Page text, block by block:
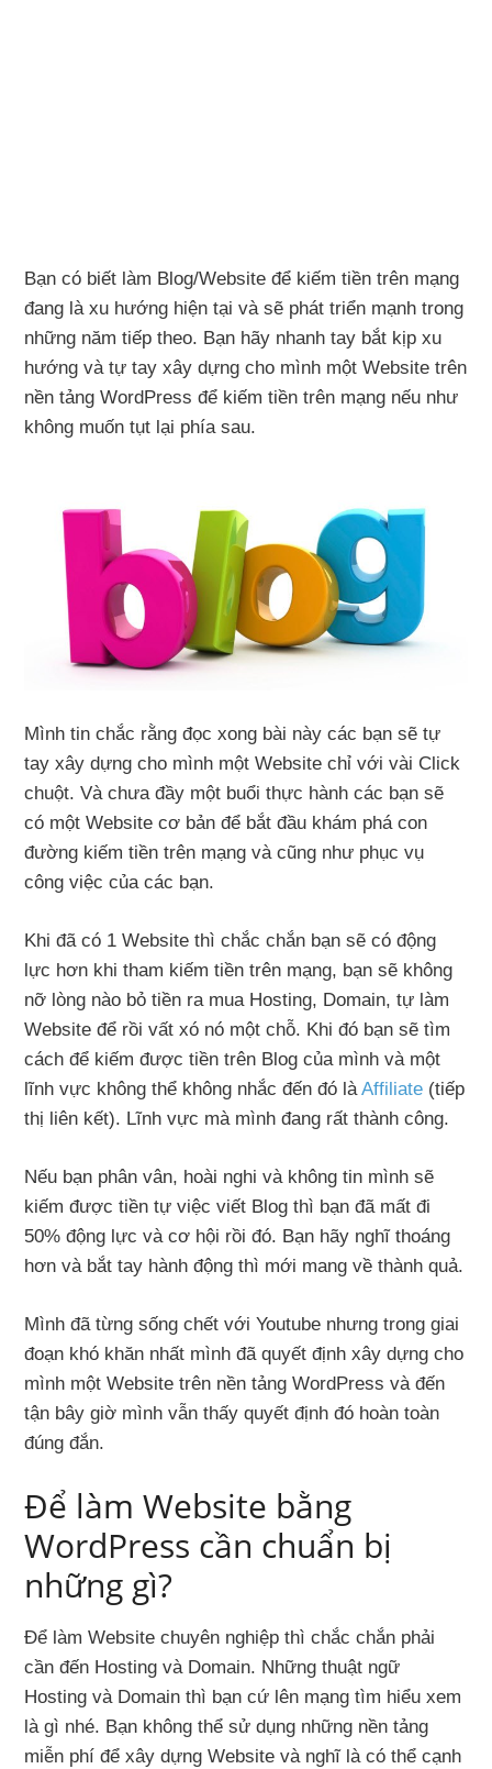
Bạn có biết làm Blog/Website để kiếm tiền trên mạng
đang là xu hướng hiện tại và sẽ phát triển mạnh trong
những năm tiếp theo. Bạn hãy nhanh tay bắt kịp xu
hướng và tự tay xây dựng cho mình một Website trên
nền tảng WordPress để kiếm tiền trên mạng nếu như
không muốn tụt lại phía sau.
Mình tin chắc rằng đọc xong bài này các bạn sẽ tự
tay xây dựng cho mình một Website chỉ với vài Click
chuột. Và chưa đầy một buổi thực hành các bạn sẽ
có một Website cơ bản để bắt đầu khám phá con
đường kiếm tiền trên mạng và cũng như phục vụ
công việc của các bạn.
Khi đã có 1 Website thì chắc chắn bạn sẽ có động
lực hơn khi tham kiếm tiền trên mạng, bạn sẽ không
nỡ lòng nào bỏ tiền ra mua Hosting, Domain, tự làm
Website để rồi vất xó nó một chỗ. Khi đó bạn sẽ tìm
cách để kiếm được tiền trên Blog của mình và một
lĩnh vực không thể không nhắc đến đó làAffiliate (tiếp
thị liên kết). Lĩnh vực mà mình đang rất thành công.
Nếu bạn phân vân, hoài nghi và không tin mình sẽ
kiếm được tiền tự việc viết Blog thì bạn đã mất đi
50% động lực và cơ hội rồi đó. Bạn hãy nghĩ thoáng
hơn và bắt tay hành động thì mới mang về thành quả.
Mình đã từng sống chết với Youtube nhưng trong giai
đoạn khó khăn nhất mình đã quyết định xây dựng cho
mình một Website trên nền tảng WordPress và đến
tận bây giờ mình vẫn thấy quyết định đó hoàn toàn
đúng đắn.
Để làm Website bằng
WordPress cần chuẩn bị
những gì?
Để làm Website chuyên nghiệp thì chắc chắn phải
cần đến Hosting và Domain. Những thuật ngữ
Hosting và Domain thì bạn cứ lên mạng tìm hiểu xem
là gì nhé. Bạn không thể sử dụng những nền tảng
miễn phí để xây dựng Website và nghĩ là có thể cạnh